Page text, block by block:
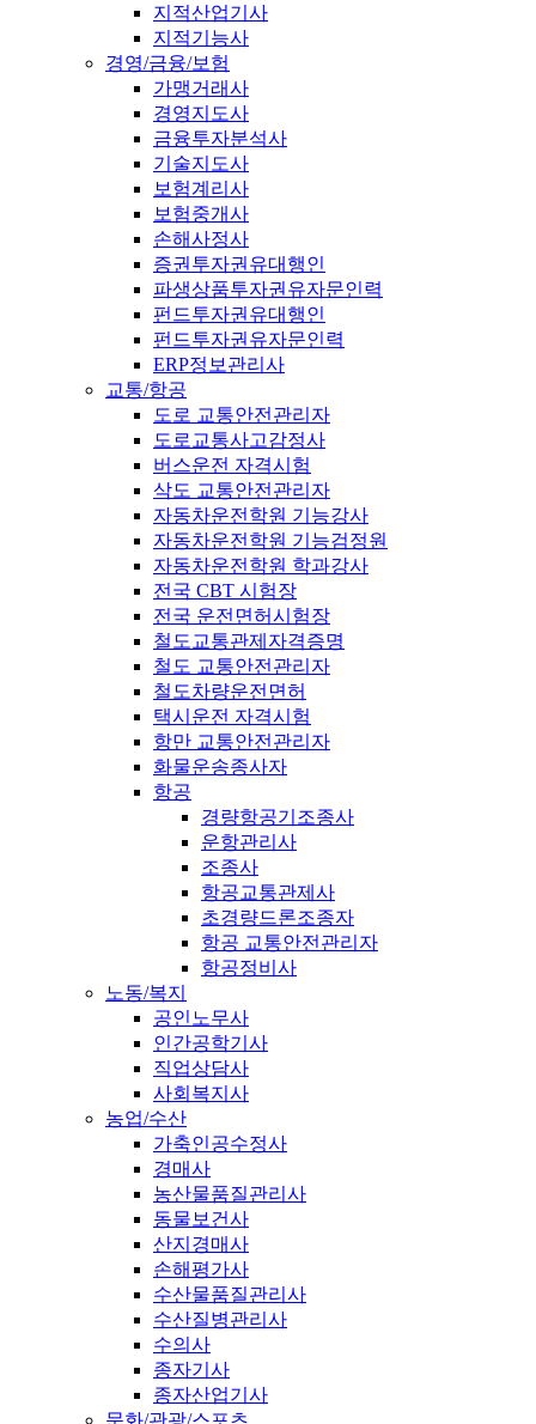
지적산업기사
지적기능사
경영/금융/보험
가맹거래사
경영지도사
금융투자분석사
기술지도사
보험계리사
보험중개사
손해사정사
증권투자권유대행인
파생상품투자권유자문인력
펀드투자권유대행인
펀드투자권유자문인력
ERP정보관리사
교통/항공
도로 교통안전관리자
도로교통사고감정사
버스운전 자격시험
삭도 교통안전관리자
자동차운전학원 기능강사
자동차운전학원 기능검정원
자동차운전학원 학과강사
전국 CBT 시험장
전국 운전면허시험장
철도교통관제자격증명
철도 교통안전관리자
철도차량운전면허
택시운전 자격시험
항만 교통안전관리자
화물운송종사자
항공
경량항공기조종사
운항관리사
조종사
항공교통관제사
초경량드론조종자
항공 교통안전관리자
항공정비사
노동/복지
공인노무사
인간공학기사
직업상담사
사회복지사
농업/수산
가축인공수정사
경매사
농산물품질관리사
동물보건사
산지경매사
손해평가사
수산물품질관리사
수산질병관리사
수의사
종자기사
종자산업기사
문화/관광/스포츠